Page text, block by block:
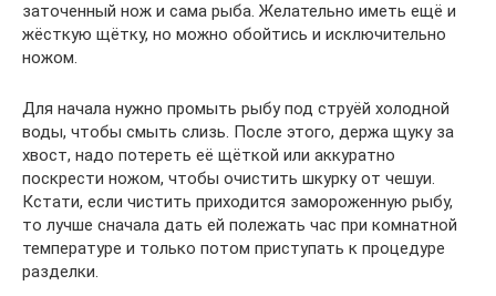
заточенный нож и сама рыба. Желательно иметь ещё и
жёсткую щётку, но можно обойтись и исключительно
ножом.
Для начала нужно промыть рыбу под струёй холодной
воды, чтобы смыть слизь. После этого, держа щуку за
хвост, надо потереть её щёткой или аккуратно
поскрести ножом, чтобы очистить шкурку от чешуи.
Кстати, если чистить приходится замороженную рыбу,
то лучше сначала дать ей полежать час при комнатной
температуре и только потом приступать к процедуре
разделки.